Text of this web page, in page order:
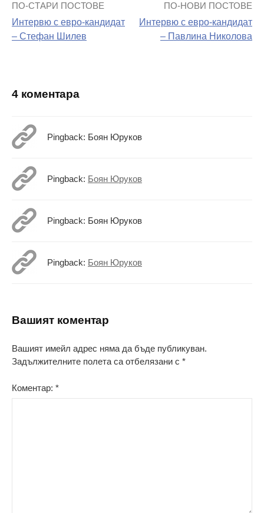
Навигация
на
ПО-СТАРИ ПОСТОВЕ
Интервю с евро-кандидат
– Стефан Шилев
ПО-НОВИ ПОСТОВЕ
Интервю с евро-кандидат
– Павлина Николова
4 коментара
Pingback: Боян Юруков
Pingback: Боян Юруков
Pingback: Боян Юруков
Pingback: Боян Юруков
Вашият коментар
Вашият имейл адрес няма да бъде публикуван.
Задължителните полета са отбелязани с *
Коментар: *